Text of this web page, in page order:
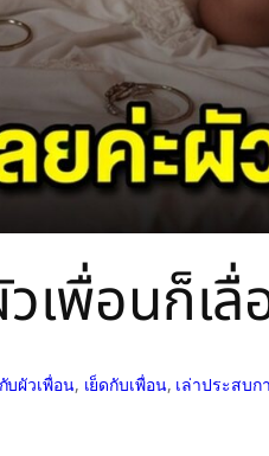
เพื่อนก็เลื่
บผัวเพื่อน, เย็ดกับเพื่อน, เล่าประสบก